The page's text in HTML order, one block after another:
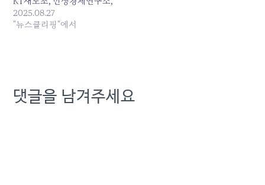
은 1985년 동아일보 사회
부…
검사를검사하는변호사모임,
서울의소리, 서민중산층경
08-27 07:34:00
2025.08.27
"뉴스클리핑"에서
댓글을 남겨주세요